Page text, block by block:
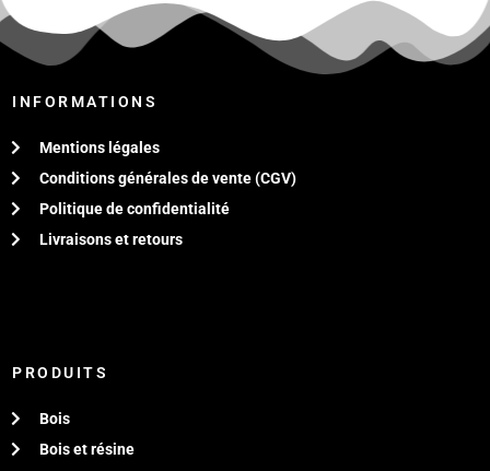
INFORMATIONS
Mentions légales
Conditions générales de vente (CGV)
Politique de confidentialité
Livraisons et retours
PRODUITS
Bois
Bois et résine